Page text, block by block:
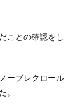
ことの確認をし
ーブレクロール
。